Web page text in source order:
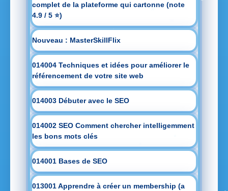
complet de la plateforme qui cartonne (note
4.9 / 5 ⭐)
Nouveau : MasterSkillFlix
014004 Techniques et idées pour améliorer le
référencement de votre site web
014003 Débuter avec le SEO
014002 SEO Comment chercher intelligemment
les bons mots clés
014001 Bases de SEO
013001 Apprendre à créer un membership (a